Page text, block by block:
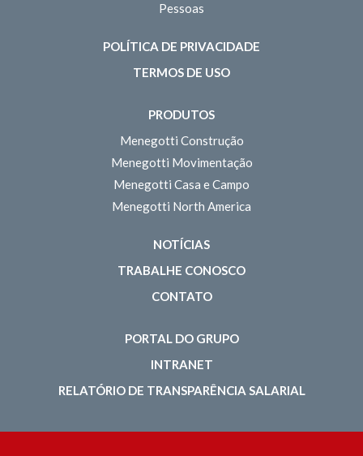
Pessoas
POLÍTICA DE PRIVACIDADE
TERMOS DE USO
PRODUTOS
Menegotti Construção
Menegotti Movimentação
Menegotti Casa e Campo
Menegotti North America
NOTÍCIAS
TRABALHE CONOSCO
CONTATO
PORTAL DO GRUPO
INTRANET
RELATÓRIO DE TRANSPARÊNCIA SALARIAL